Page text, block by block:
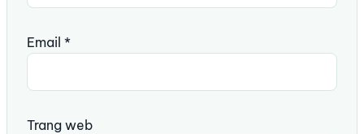
Email *
Trang web